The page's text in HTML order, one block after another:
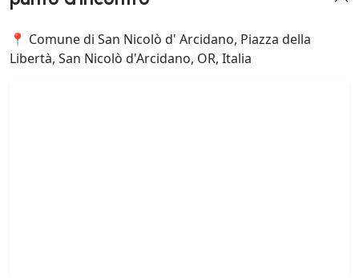
📍 Comune di San Nicolò d' Arcidano, Piazza della
Libertà, San Nicolò d'Arcidano, OR, Italia